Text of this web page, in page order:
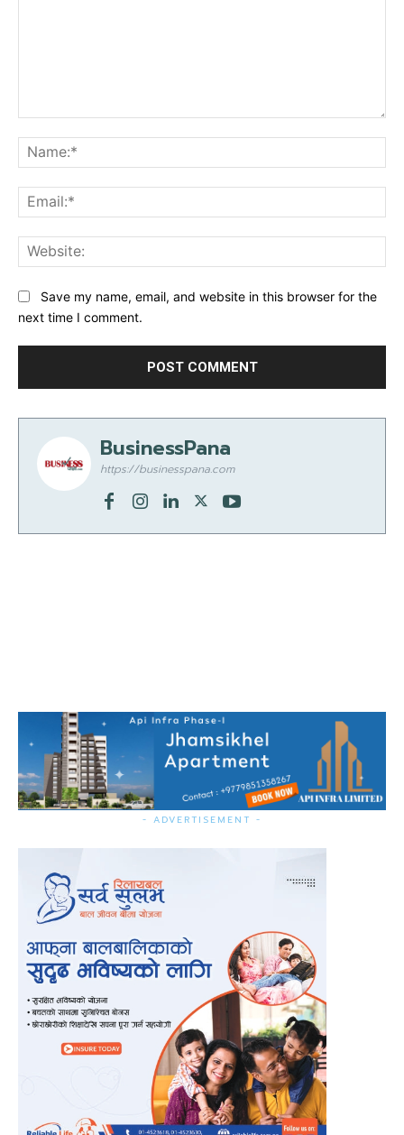
Save my name, email, and website in this browser for the
next time I comment.
BusinessPana
https://businesspana.com
- ADVERTISEMENT -